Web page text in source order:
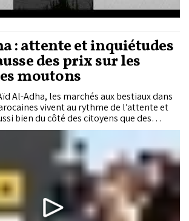
: attente et inquiétudes
des prix sur les
moutons
Al-Adha, les marchés aux bestiaux dans
vivent au rythme de l’attente et
bien du côté des citoyens que des
de la poursuite de la hausse des prix
précédentes. Entre la volonté de